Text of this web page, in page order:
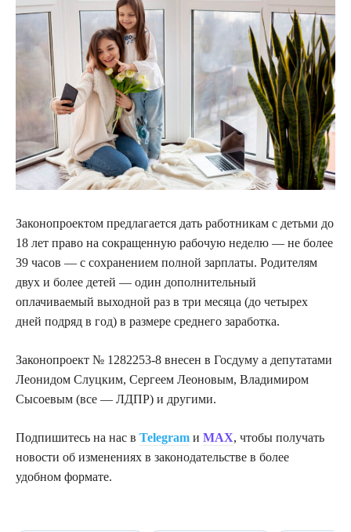
Законопроектом предлагается дать работникам с детьми до
18 лет право на сокращенную рабочую неделю — не более
39 часов — с сохранением полной зарплаты. Родителям
двух и более детей — один дополнительный
оплачиваемый выходной раз в три месяца (до четырех
дней подряд в год) в размере среднего заработка.
Законопроект № 1282253-8 внесен в Госдуму а депутатами
Леонидом Слуцким, Сергеем Леоновым, Владимиром
Сысоевым (все — ЛДПР) и другими.
Подпишитесь на нас в Telegram и MAX, чтобы получать
новости об изменениях в законодательстве в более
удобном формате.